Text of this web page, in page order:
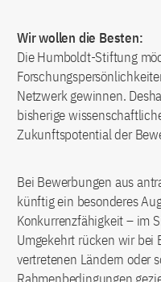
Wir wollen die Besten:
Die Humboldt-Stiftung
Netzwerk gewinnen.
bisherige
Zukunftspotential der
Bei Bewerbungen aus
künftig ein besonderes
Konkurrenzfähigkeit – im
Umgekehrt rücken wir bei
vertretenen Ländern oder